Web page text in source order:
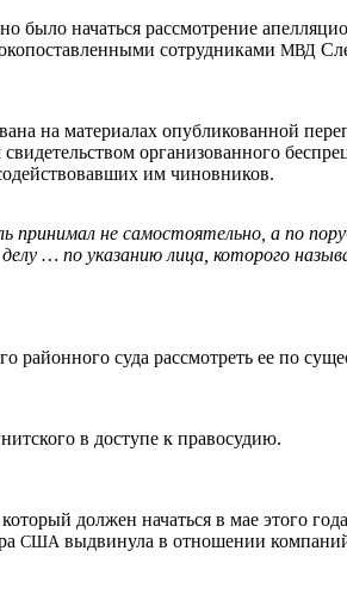
было начаться рассмотрение
сотрудниками МВД
на материалах опубликованной
организованного
им чиновников.
принимал не самостоятельно, а по
… по указанию лица, которого
районного суда рассмотреть ее по
в доступе к правосудию.
который должен начаться в мае этого
США выдвинула в отношении